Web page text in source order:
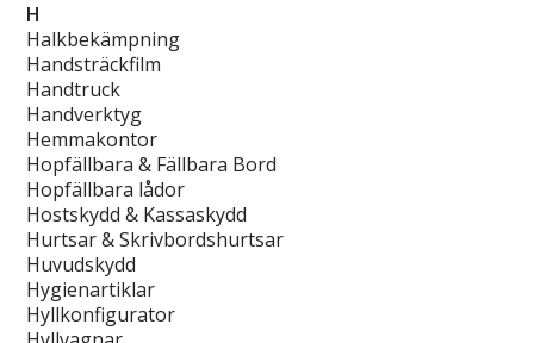
H
Halkbekämpning
Handsträckfilm
Handtruck
Handverktyg
Hemmakontor
Hopfällbara & Fällbara Bord
Hopfällbara lådor
Hostskydd & Kassaskydd
Hurtsar & Skrivbordshurtsar
Huvudskydd
Hygienartiklar
Hyllkonfigurator